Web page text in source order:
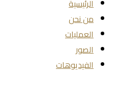
الرئيسية
من نحن
العمليات
الصور
الفيديوهات